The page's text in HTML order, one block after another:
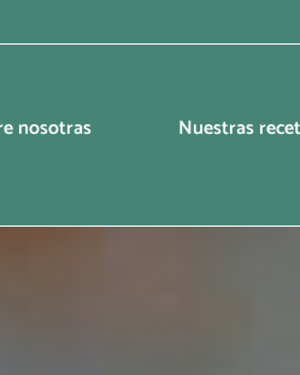
nosotras Nuestras